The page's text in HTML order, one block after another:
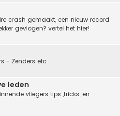
crash gemaakt, een nieuw record
gevlogen? vertel het hier!
- Zenders etc.
leden
vliegers tips ,tricks, en